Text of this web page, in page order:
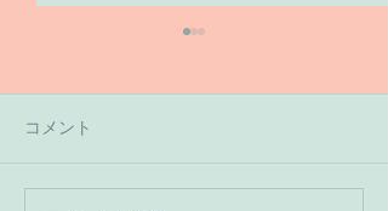
コメント